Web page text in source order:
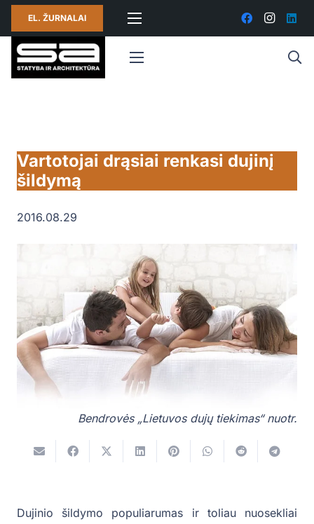
EL. ŽURNALAI
Vartotojai drąsiai renkasi dujinį
šildymą
2016.08.29
Bendrovės „Lietuvos dujų tiekimas“ nuotr.
Dujinio šildymo populiarumas ir toliau nuosekliai